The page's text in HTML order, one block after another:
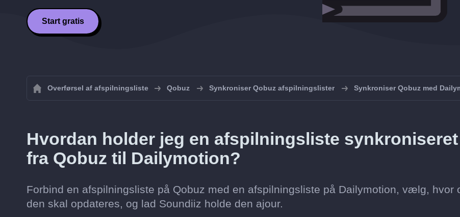
Start gratis
Overførsel af afspilningsliste Qobuz Synkroniser Qobuz afspilningslister Synkroniser Qobuz med
Hvordan holder jeg en afspilningsliste synkroniseret
fra Qobuz til Dailymotion?
Forbind en afspilningsliste på Qobuz med en afspilningsliste på Dailymotion, vælg, hvor
den skal opdateres, og lad Soundiiz holde den ajour.